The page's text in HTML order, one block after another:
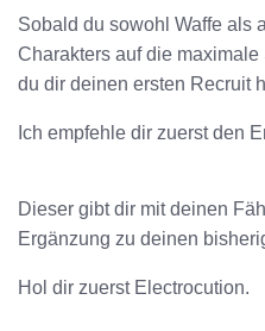
Sobald du sowohl Waffe als
Charakters auf die
du dir deinen ersten Recruit
Ich empfehle dir zuerst den
Dieser gibt dir mit deinen
Ergänzung zu deinen
Hol dir zuerst Electrocution.